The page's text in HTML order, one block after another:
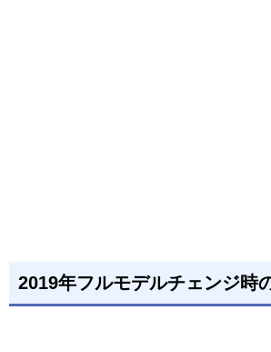
2019年フルモデルチェンジ時